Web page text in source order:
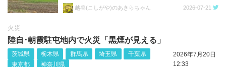
越谷(こしがや)のあきらちゃん 2026-07-21
火災
陸自･朝霞駐屯地内で火災「黒煙が見える」
茨城県 栃木県 群馬県 埼玉県
千葉県
東京都
神奈川県
2026年7月20日
12:33